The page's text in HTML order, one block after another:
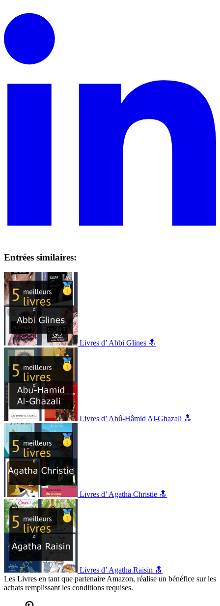
Entrées similaires:
Livres d’ Abbi Glines 🔝
Livres d’ Abû-Hâmid Al-Ghazali 🔝
Livres d’ Agatha Christie 🔝
Livres d’ Agatha Raisin 🔝
Les Livres en tant que partenaire Amazon, réalise un bénéfice sur les
achats remplissant les conditions requises.